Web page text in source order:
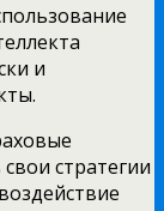
и
стратегии